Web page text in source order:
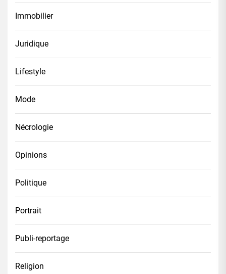
Immobilier
Juridique
Lifestyle
Mode
Nécrologie
Opinions
Politique
Portrait
Publi-reportage
Religion